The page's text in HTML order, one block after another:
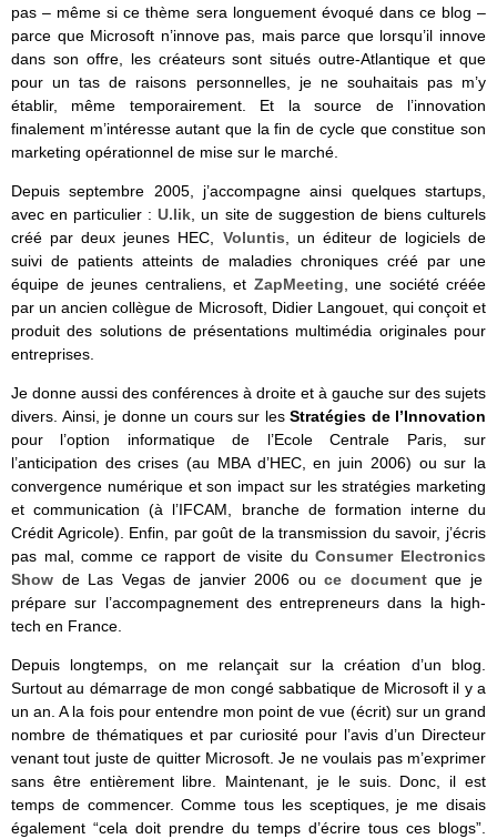
pas – même si ce thème sera longuement évoqué dans ce blog –
parce que Microsoft n’innove pas, mais parce que lorsqu’il innove
dans son offre, les créateurs sont situés outre-Atlantique et que
pour un tas de raisons personnelles, je ne souhaitais pas m’y
établir, même temporairement. Et la source de l’innovation
finalement m’intéresse autant que la fin de cycle que constitue son
marketing opérationnel de mise sur le marché.
Depuis septembre 2005, j’accompagne ainsi quelques startups,
avec en particulier :U.lik, un site de suggestion de biens culturels
créé par deux jeunes HEC, Voluntis, un éditeur de logiciels de
suivi de patients atteints de maladies chroniques créé par une
équipe de jeunes centraliens, et ZapMeeting, une société créée
par un ancien collègue de Microsoft, Didier Langouet, qui conçoit et
produit des solutions de présentations multimédia originales pour
entreprises.
Je donne aussi des conférences à droite et à gauche sur des sujets
divers. Ainsi, je donne un cours sur les Stratégies de l’Innovation
pour l’option informatique de l’Ecole Centrale Paris, sur
l’anticipation des crises (au MBA d’HEC, en juin 2006) ou sur la
convergence numérique et son impact sur les stratégies marketing
et communication (à l’IFCAM, branche de formation interne du
Crédit Agricole). Enfin, par goût de la transmission du savoir, j’écris
pas mal, comme ce rapport de visite duConsumer Electronics
Show de Las Vegas de janvier 2006 ou ce documentque je
prépare sur l’accompagnement des entrepreneurs dans la high-
tech en France.
Depuis longtemps, on me relançait sur la création d’un blog.
Surtout au démarrage de mon congé sabbatique de Microsoft il y a
un an. A la fois pour entendre mon point de vue (écrit) sur un grand
nombre de thématiques et par curiosité pour l’avis d’un Directeur
venant tout juste de quitter Microsoft. Je ne voulais pas m’exprimer
sans être entièrement libre. Maintenant, je le suis. Donc, il est
temps de commencer. Comme tous les sceptiques, je me disais
également “cela doit prendre du temps d’écrire tous ces blogs”.